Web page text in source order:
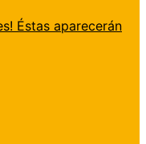
Éstas aparecerán